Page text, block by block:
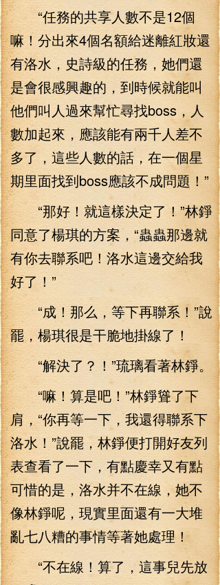
“任務的共享人數不是12個
嘛！分出來4個名額給迷離紅妝還
有洛水，史詩級的任務，她們還
是會很感興趣的，到時候就能叫
他們叫人過來幫忙尋找boss，人
數加起來，應該能有兩千人差不
多了，這些人數的話，在一個星
期里面找到boss應該不成問題！”
“那好！就這樣決定了！”林錚
同意了楊琪的方案，“蟲蟲那邊就
有你去聯系吧！洛水這邊交給我
好了！”
“成！那么，等下再聯系！”說
罷，楊琪很是干脆地掛線了！
“解決了？！”琉璃看著林錚。
“嘛！算是吧！”林錚聳了下
肩，“你再等一下，我還得聯系下
洛水！”說罷，林錚便打開好友列
表查看了一下，有點慶幸又有點
可惜的是，洛水并不在線，她不
像林錚呢，現實里面還有一大堆
亂七八糟的事情等著她處理！
“不在線！算了，這事兒先放